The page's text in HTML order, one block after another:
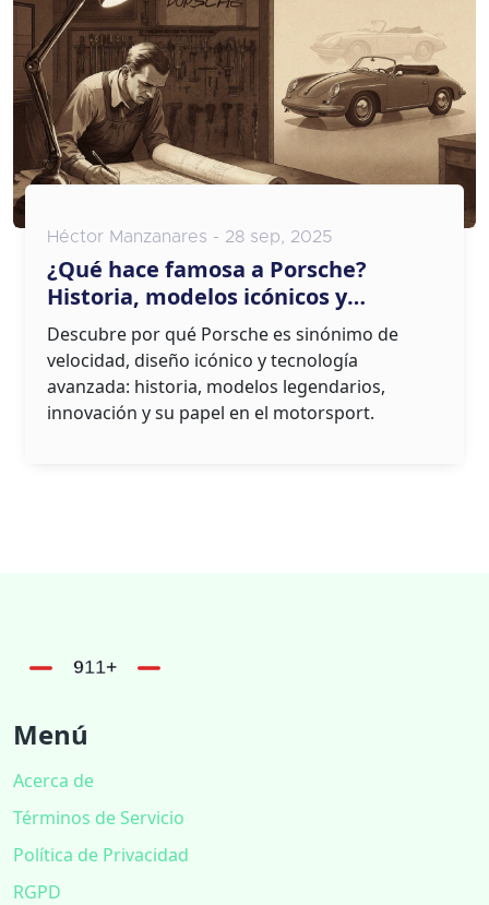
Héctor Manzanares - 28 sep, 2025
¿Qué hace famosa a Porsche?
Historia, modelos icónicos y
tecnología
Descubre por qué Porsche es sinónimo de
velocidad, diseño icónico y tecnología
avanzada: historia, modelos legendarios,
innovación y su papel en el motorsport.
Menú
Acerca de
Términos de Servicio
Política de Privacidad
RGPD